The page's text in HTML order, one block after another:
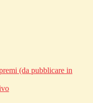
(da pubblicare in